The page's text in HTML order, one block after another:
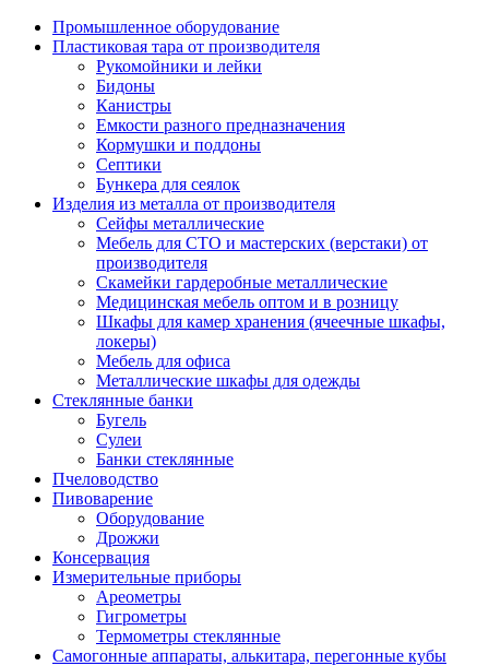
Промышленное оборудование
Пластиковая тара от производителя
Рукомойники и лейки
Бидоны
Канистры
Емкости разного предназначения
Кормушки и поддоны
Септики
Бункера для сеялок
Изделия из металла от производителя
Сейфы металлические
Мебель для СТО и мастерских (верстаки) от
производителя
Скамейки гардеробные металлические
Медицинская мебель оптом и в розницу
Шкафы для камер хранения (ячеечные шкафы,
локеры)
Мебель для офиса
Металлические шкафы для одежды
Стеклянные банки
Бугель
Сулеи
Банки стеклянные
Пчеловодство
Пивоварение
Оборудование
Дрожжи
Консервация
Измерительные приборы
Ареометры
Гигрометры
Термометры стеклянные
Самогонные аппараты, алькитара, перегонные кубы